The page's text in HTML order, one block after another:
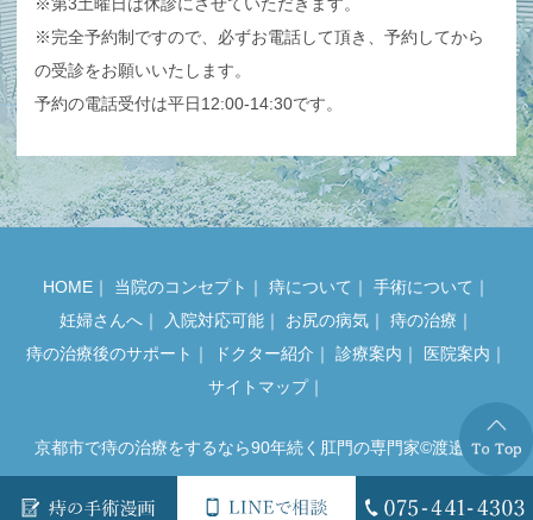
※第3土曜日は休診にさせていただきます。
※完全予約制ですので、必ずお電話して頂き、予約してから
の受診をお願いいたします。
予約の電話受付は平日12:00-14:30です。
HOME｜ 当院のコンセプト ｜ 痔について ｜ 手術について ｜
妊婦さんへ｜ 入院対応可能｜ お尻の病気｜ 痔の治療 ｜
痔の治療後のサポート ｜ ドクター紹介 ｜ 診療案内 ｜ 医院案内 ｜
サイトマップ｜
京都市で痔の治療をするなら90年続く肛門の専門家©渡邉医院